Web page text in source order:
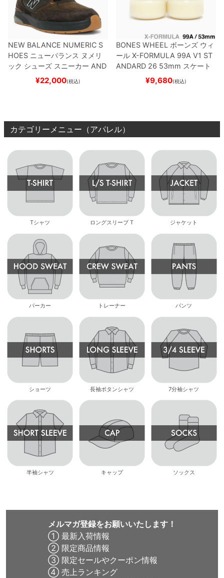
NEW BALANCE NUMERIC S
HOES ニューバランス ヌメリ
ック シューズ スニーカー AND
REW REYNOLDS 933
BROWN/BLACK
スケート
¥22,000(税込)
BONES WHEEL ボーンズ ウィ
ール X-FORMULA 99A V1 ST
ANDARD 26 53mm スケート
ボード スケボー
¥9,680(税込)
カテゴリーメニュー（アパレル）
Tシャツ ロングスリーブ T ジャケット
パーカー トレーナー パンツ
ショーツ 長袖ボタンシャツ 7分袖シャツ
半袖シャツ キャップ ソックス
メルマガ登録をお願いいたします！
① 最新入荷情報
② 限定商品情報
③ 限定セールやクーポン情報
④ 売上ランキング